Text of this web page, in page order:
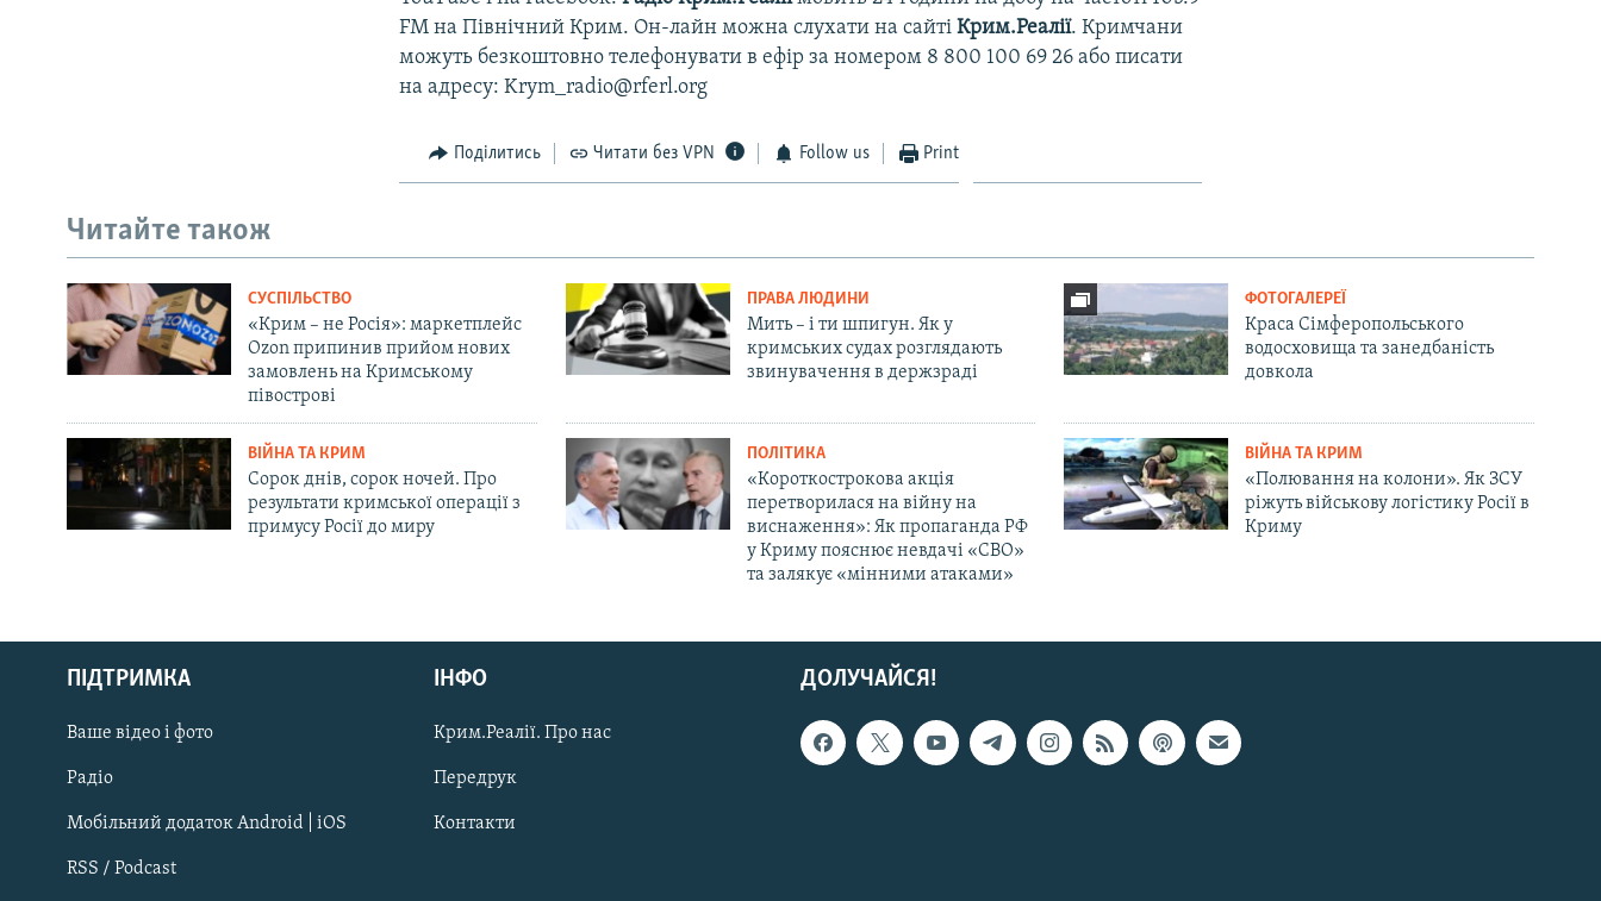
Русский
Qırımtatar
ДОЛУЧАЙСЯ!
FM на Північний Крим. Он-лайн можна слухати на сайтіКрим.Реалії. Кримчани
можуть безкоштовно телефонувати в ефір за номером 8 800 100 69 26 або писати
на адресу: Krym_radio@rferl.org
Поділитись Читати без VPN Follow us Print
Читайте також
СУСПІЛЬСТВО
«Крим – не Росія»: маркетплейс
Ozon припинив прийом нових
замовлень на Кримському
півострові
ПРАВА ЛЮДИНИ
Мить – і ти шпигун. Як у
кримських судах розглядають
звинувачення в держзраді
ФОТОГАЛЕРЕЇ
Краса Сімферопольського
водосховища та занедбаність
довкола
ВІЙНА ТА КРИМ
Сорок днів, сорок ночей. Про
результати кримської операції з
примусу Росії до миру
ПОЛІТИКА
«Короткострокова акція
перетворилася на війну на
виснаження»: Як пропаганда РФ
у Криму пояснює невдачі «СВО»
та залякує «мінними атаками»
ВІЙНА ТА КРИМ
«Полювання на колони». Як ЗСУ
ріжуть військову логістику Росії в
Криму
ДОЛУЧАЙСЯ!
ПІДТРИМКА
Ваше відео і фото
Радіо
Мобільний додаток Android | iOS
RSS / Podcast
ІНФО
Крим.Реалії. Про нас
Передрук
Контакти